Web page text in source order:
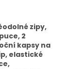
zipy,
2
kapsy na
elastické